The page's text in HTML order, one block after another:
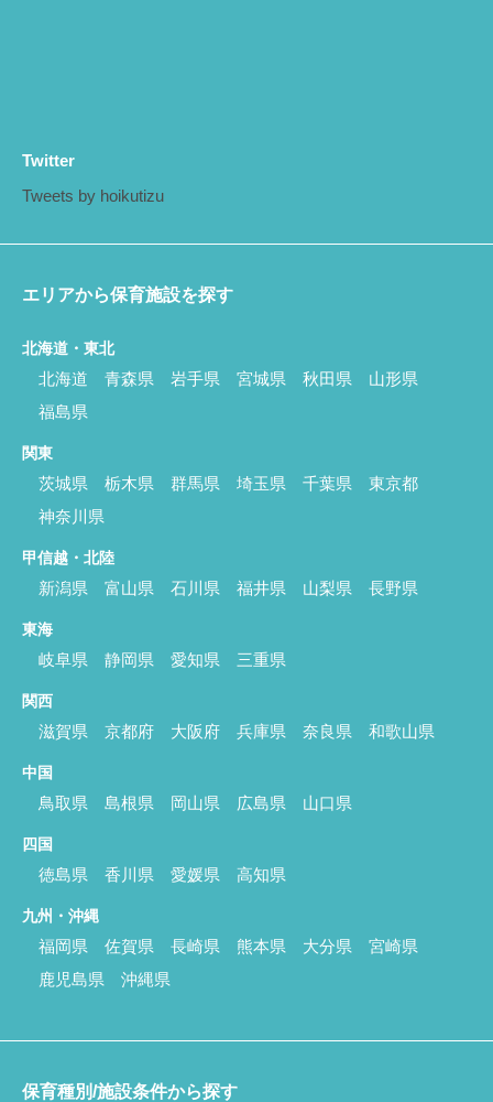
Twitter
Tweets by hoikutizu
エリアから保育施設を探す
北海道・東北
北海道 青森県 岩手県 宮城県 秋田県
山形県
福島県
関東
茨城県 栃木県 群馬県 埼玉県 千葉県
東京都
神奈川県
甲信越・北陸
新潟県 富山県 石川県 福井県 山梨県 長野県
東海
岐阜県 静岡県 愛知県 三重県
関西
滋賀県 京都府 大阪府 兵庫県 奈良県 和歌山県
中国
鳥取県 島根県 岡山県 広島県 山口県
四国
徳島県 香川県 愛媛県 高知県
九州・沖縄
福岡県 佐賀県 長崎県 熊本県 大分県
宮崎県
鹿児島県
沖縄県
保育種別/施設条件から探す